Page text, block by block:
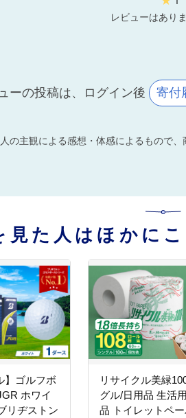
レビューはありま
ーの投稿は、ログイン後 寄付
の主観による感想・体感によるもので、
見た人はほかに
】ゴルフボ
ホワイ
リヂストン
リサイクル美緑
グル/日用品 生活
品 トイレットペ